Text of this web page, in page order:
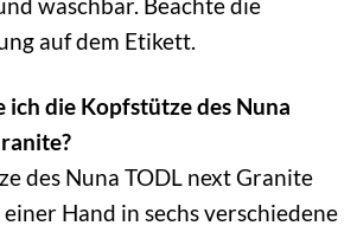
auf dem Etikett.
ich die Kopfstütze des Nuna
des Nuna TODL next Granite
Hand in sechs verschiedene